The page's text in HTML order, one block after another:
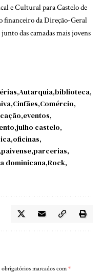
e Cultural para Castelo de
financeiro da Direção-Geral
das camadas mais jovens
Autarquia biblioteca
Cinfães Comércio
eventos
julho castelo
oficinas
paivense parcerias
dominicanaRock
obrigatórios marcados com *